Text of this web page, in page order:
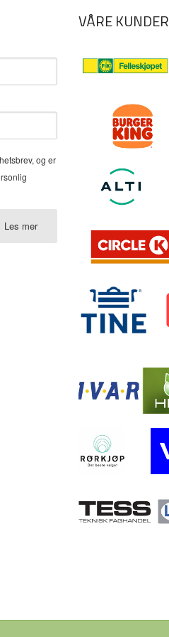
og er
Les mer
VÅRE KUNDER